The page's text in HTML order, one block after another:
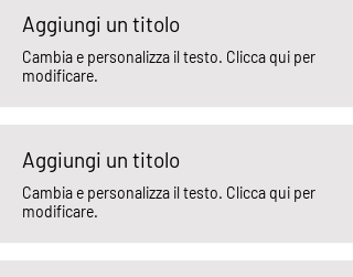
Aggiungi un titolo
Cambia e personalizza il testo. Clicca qui per
modificare.
Aggiungi un titolo
Cambia e personalizza il testo. Clicca qui per
modificare.